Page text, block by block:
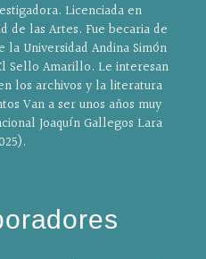
Licenciada en
de las Artes. Fue becaria de
Universidad Andina Simón
Sello Amarillo. Le interesan
los archivos y la literatura
Van a ser unos años muy
Joaquín Gallegos Lara